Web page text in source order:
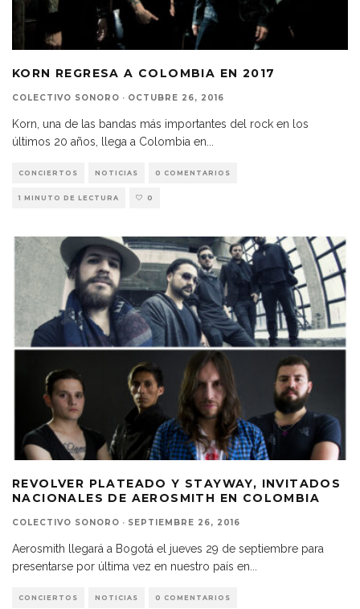
KORN REGRESA A COLOMBIA EN 2017
COLECTIVO SONORO · OCTUBRE 26, 2016
Korn, una de las bandas más importantes del rock en los
últimos 20 años, llega a Colombia en
CONCIERTOS NOTICIAS 0 COMENTARIOS
1 MINUTO DE LECTURA 0
REVOLVER PLATEADO Y STAYWAY, INVITADOS
NACIONALES DE AEROSMITH EN COLOMBIA
COLECTIVO SONORO · SEPTIEMBRE 26, 2016
Aerosmith llegará a Bogotá el jueves 29 de septiembre para
presentarse por última vez en nuestro país en...
CONCIERTOS NOTICIAS 0 COMENTARIOS